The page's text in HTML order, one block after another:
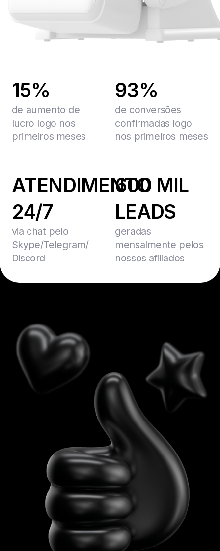
15%
de aumento de
lucro logo nos
primeiros meses
ATENDIMENTO
24/7
via chat pelo
Skype/Telegram/
Discord
93%
de conversões
confirmadas logo
nos primeiros meses
600 MIL
LEADS
geradas
mensalmente pelos
nossos afiliados